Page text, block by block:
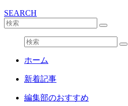
SEARCH
ホーム
新着記事
編集部のおすすめ